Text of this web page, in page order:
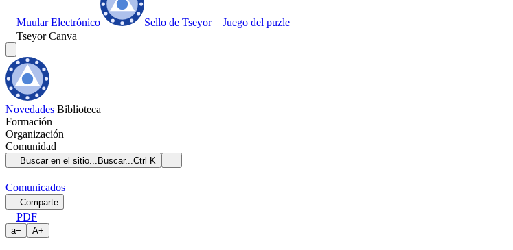
Muular Electrónico Sello de Tseyor
Juego del puzle
Tseyor Canva
Novedades Biblioteca
Formación
Organización
Comunidad
Buscar en el sitio... Buscar...Ctrl K
Comunicados
Comparte
PDF
a− A+